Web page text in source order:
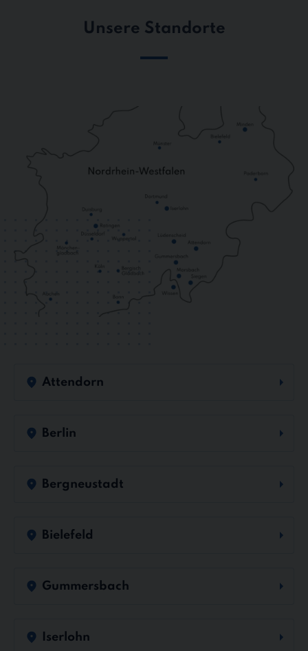
Unsere Standorte
Attendorn
Berlin
Bergneustadt
Bielefeld
Gummersbach
Iserlohn